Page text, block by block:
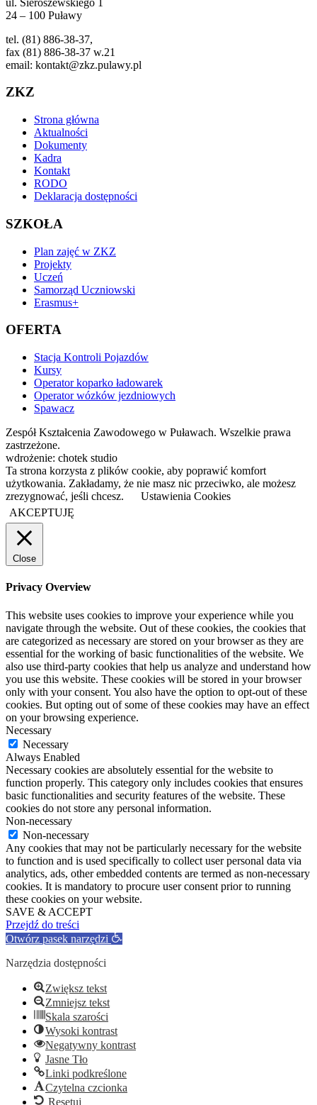
24 – 100 Puławy
tel. (81) 886-38-37,
fax (81) 886-38-37 w.21
email: kontakt@zkz.pulawy.pl
ZKZ
Strona główna
Aktualności
Dokumenty
Kadra
Kontakt
RODO
Deklaracja dostępności
SZKOŁA
Plan zajęć w ZKZ
Projekty
Uczeń
Samorząd Uczniowski
Erasmus+
OFERTA
Stacja Kontroli Pojazdów
Kursy
Operator koparko ładowarek
Operator wózków jezdniowych
Spawacz
Zespół Kształcenia Zawodowego w Puławach. Wszelkie prawa
zastrzeżone.
wdrożenie: chotek studio
Ta strona korzysta z plików cookie, aby poprawić komfort
użytkowania. Zakładamy, że nie masz nic przeciwko, ale możesz
zrezygnować, jeśli chcesz.
Ustawienia Cookies
AKCEPTUJĘ
Close
Privacy Overview
This website uses cookies to improve your experience while you
navigate through the website. Out of these cookies, the cookies that
are categorized as necessary are stored on your browser as they are
essential for the working of basic functionalities of the website. We
also use third-party cookies that help us analyze and understand how
you use this website. These cookies will be stored in your browser
only with your consent. You also have the option to opt-out of these
cookies. But opting out of some of these cookies may have an effect
on your browsing experience.
Necessary
Necessary
Always Enabled
Necessary cookies are absolutely essential for the website to
function properly. This category only includes cookies that ensures
basic functionalities and security features of the website. These
cookies do not store any personal information.
Non-necessary
Non-necessary
Any cookies that may not be particularly necessary for the website
to function and is used specifically to collect user personal data via
analytics, ads, other embedded contents are termed as non-necessary
cookies. It is mandatory to procure user consent prior to running
these cookies on your website.
SAVE & ACCEPT
Przejdź do treści
Otwórz pasek narzędzi
Narzędzia dostępności
Zwiększ tekst
Zmniejsz tekst
Skala szarości
Wysoki kontrast
Negatywny kontrast
Jasne Tło
Linki podkreślone
Czytelna czcionka
Resetuj